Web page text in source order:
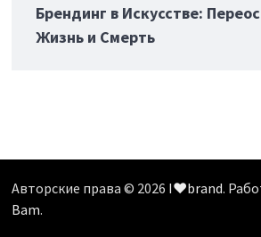
Брендинг в Искусстве:
Жизнь и Смерть
Авторские права © 2026 I❤️brand.
Bam.